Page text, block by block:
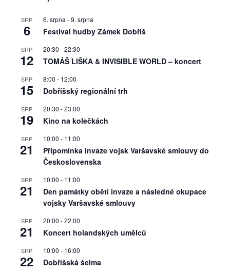
SRP
6
6. srpna -9. srpna
Festival hudby Zámek Dobříš
SRP
12
20:30 -22:30
TOMÁŠ LIŠKA & INVISIBLE WORLD – koncert
SRP
15
8:00 - 12:00
Dobříšský regionální trh
SRP
19
20:30 -23:00
Kino na kolečkách
SRP
21
10:00 - 11:00
Připomínka invaze vojsk Varšavské smlouvy do
Československa
SRP
21
10:00 - 11:00
Den památky obětí invaze a následné okupace
vojsky Varšavské smlouvy
SRP
21
20:00 -22:00
Koncert holandských umělců
SRP
22
10:00 - 16:00
Dobříšská šelma